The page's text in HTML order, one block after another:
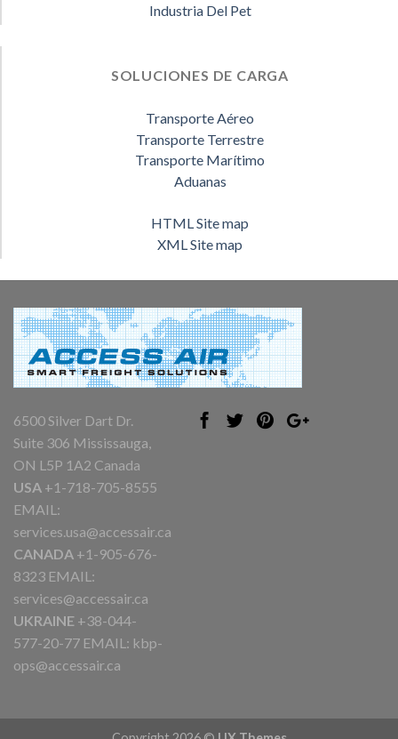
Industria Del Pet
SOLUCIONES DE CARGA
Transporte Aéreo
Transporte Terrestre
Transporte Marítimo
Aduanas
HTML Site map
XML Site map
6500 Silver Dart Dr.
Suite 306 Mississauga,
ON L5P 1A2 Canada
USA +1-718-705-8555
EMAIL:
services.usa@accessair.ca
CANADA +1-905-676-
8323 EMAIL:
services@accessair.ca
UKRAINE +38-044-
577-20-77 EMAIL: kbp-
ops@accessair.ca